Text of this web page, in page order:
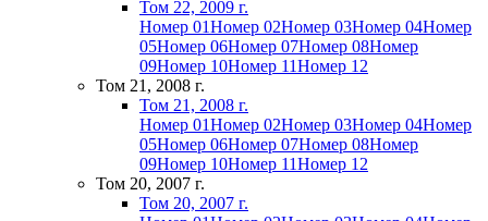
Том 22, 2009 г.
Номер 01Номер 02Номер 03Номер 04Номер
05Номер 06Номер 07Номер 08Номер
09Номер 10Номер 11Номер 12
Том 21, 2008 г.
Том 21, 2008 г.
Номер 01Номер 02Номер 03Номер 04Номер
05Номер 06Номер 07Номер 08Номер
09Номер 10Номер 11Номер 12
Том 20, 2007 г.
Том 20, 2007 г.